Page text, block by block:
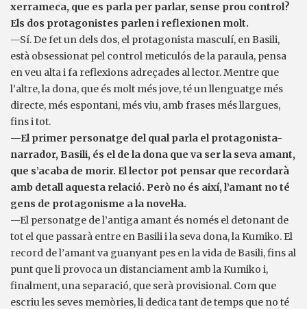
xerrameca, que es parla per parlar, sense prou control?
Els dos protagonistes parlen i reflexionen molt.
—Sí. De fet un dels dos, el protagonista masculí, en Basili,
està obsessionat pel control meticulós de la paraula, pensa
en veu alta i fa reflexions adreçades al lector. Mentre que
l’altre, la dona, que és molt més jove, té un llenguatge més
directe, més espontani, més viu, amb frases més llargues,
fins i tot.
—El primer personatge del qual parla el protagonista-
narrador, Basili, és el de la dona que va ser la seva amant,
que s’acaba de morir. El lector pot pensar que recordarà
amb detall aquesta relació. Però no és així, l’amant no té
gens de protagonisme a la novel·la.
—El personatge de l’antiga amant és només el detonant de
tot el que passarà entre en Basili i la seva dona, la Kumiko. El
record de l’amant va guanyant pes en la vida de Basili, fins al
punt que li provoca un distanciament amb la Kumiko i,
finalment, una separació, que serà provisional. Com que
escriu les seves memòries, li dedica tant de temps que no té